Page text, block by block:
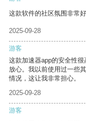
这款软件的社区氛围非常
2025-09-28
游客
这款加速器app的安全性
放心。我以前使用过一些
情况，这让我非常担心。
2025-09-28
游客